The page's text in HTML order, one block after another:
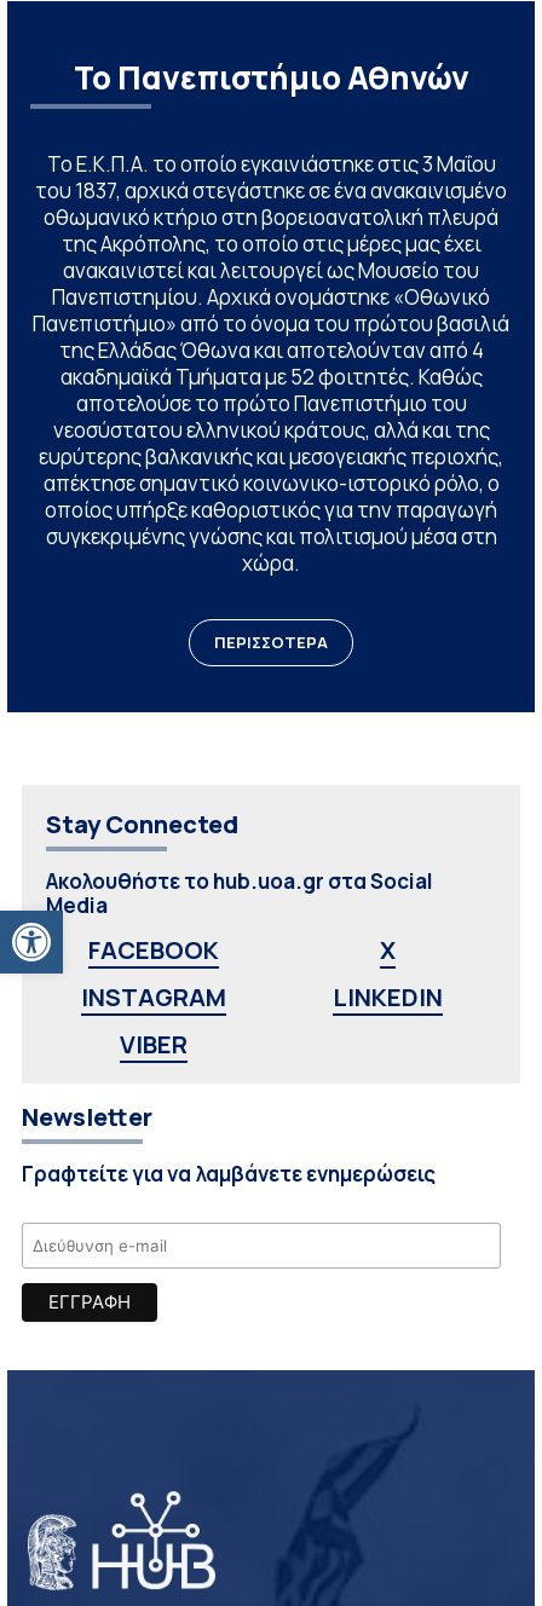
Ανοίξτε τη γραμμή εργαλείων
Το Πανεπιστήμιο Αθηνών
Το Ε.Κ.Π.Α. το οποίο εγκαινιάστηκε στις 3 Μαΐου
του 1837, αρχικά στεγάστηκε σε ένα ανακαινισμένο
οθωμανικό κτήριο στη βορειοανατολική πλευρά
της Ακρόπολης, το οποίο στις μέρες μας έχει
ανακαινιστεί και λειτουργεί ως Μουσείο του
Πανεπιστημίου. Αρχικά ονομάστηκε «Οθωνικό
Πανεπιστήμιο» από το όνομα του πρώτου βασιλιά
της Ελλάδας Όθωνα και αποτελούνταν από 4
ακαδημαϊκά Τμήματα με 52 φοιτητές. Καθώς
αποτελούσε το πρώτο Πανεπιστήμιο του
νεοσύστατου ελληνικού κράτους, αλλά και της
ευρύτερης βαλκανικής και μεσογειακής περιοχής,
απέκτησε σημαντικό κοινωνικο-ιστορικό ρόλο, ο
οποίος υπήρξε καθοριστικός για την παραγωγή
συγκεκριμένης γνώσης και πολιτισμού μέσα στη
χώρα.
ΠΕΡΙΣΣΟΤΕΡΑ
Stay Connected
Ακολουθήστε το hub.uoa.gr στα Social
Media
FACEBOOK
X
INSTAGRAM
LINKEDIN
VIBER
Newsletter
Γραφτείτε για να λαμβάνετε ενημερώσεις